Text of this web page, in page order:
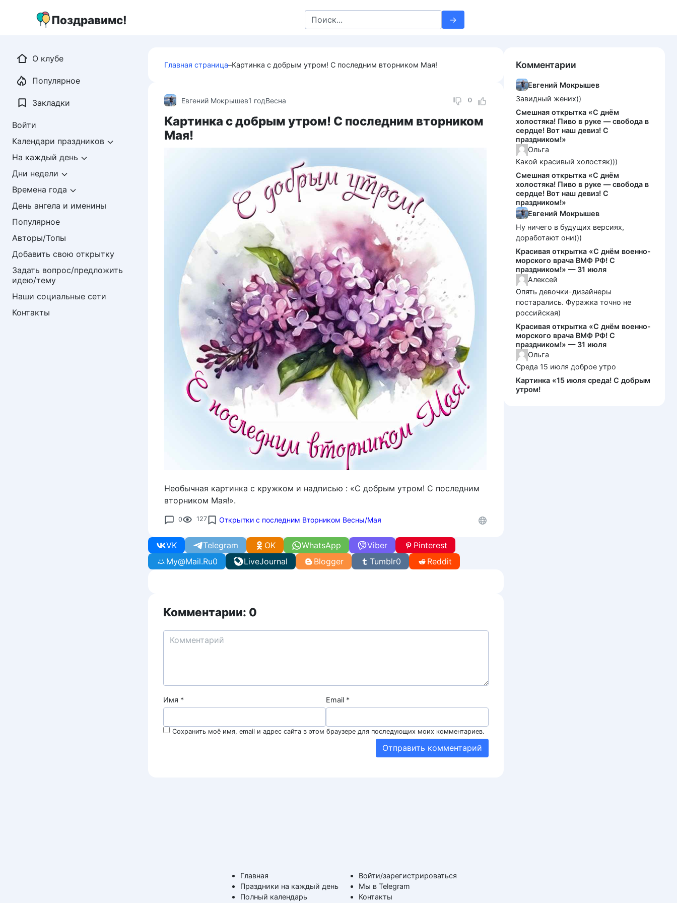
Поздравимс!
Search
for:
Главная страница–Картинка с добрым утром! С последним вторником Мая!
0
Евгений Мокрышев1 годВесна
Картинка с добрым утром! С последним вторником
Мая!
Необычная картинка с кружком и надписью : «С добрым утром! С последним
вторником Мая!».
0 127 Открытки с последним Вторником Весны/Мая
WhatsApp
VK Telegram Viber
OK
LiveJournal
My@Mail.Ru0 Tumblr0
Pinterest
Reddit
Blogger
Комментарии: 0
Имя * Email *
Сохранить моё имя, email и адрес сайта в этом браузере для последующих моих комментариев.
О клубе
Популярное
Закладки
Войти
Календари праздников
На каждый день
Дни недели
Времена года
День ангела и именины
Популярное
Авторы/Топы
Добавить свою открытку
Задать вопрос/предложить
идею/тему
Наши социальные сети
Контакты
Комментарии
Евгений Мокрышев
Завидный жених))
Смешная открытка «С днём
холостяка! Пиво в руке — свобода в
сердце! Вот наш девиз! С
праздником!»
Ольга
Какой красивый холостяк)))
Смешная открытка «С днём
холостяка! Пиво в руке — свобода в
сердце! Вот наш девиз! С
праздником!»
Евгений Мокрышев
Ну ничего в будущих версиях,
доработают они)))
Красивая открытка «С днём военно-
морского врача ВМФ РФ! С
праздником!» — 31 июля
Алексей
Опять девочки-дизайнеры
постарались. Фуражка точно не
российская)
Красивая открытка «С днём военно-
морского врача ВМФ РФ! С
праздником!» — 31 июля
Ольга
Среда 15 июля доброе утро
Картинка «15 июля среда! С добрым
утром!
Главная
Праздники на каждый день
Полный календарь
Войти/зарегистрироваться
Мы в Telegram
Контакты